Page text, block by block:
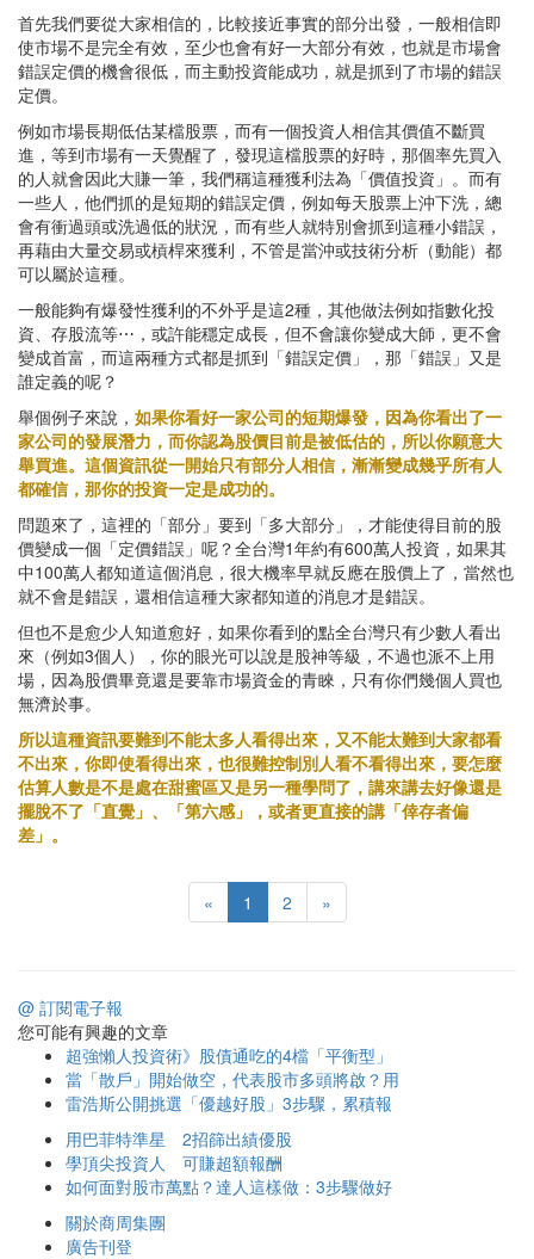
首先我們要從大家相信的，比較接近事實的部分出發，一般相信即
使市場不是完全有效，至少也會有好一大部分有效，也就是市場會
錯誤定價的機會很低，而主動投資能成功，就是抓到了市場的錯誤
定價。
例如市場長期低估某檔股票，而有一個投資人相信其價值不斷買
進，等到市場有一天覺醒了，發現這檔股票的好時，那個率先買入
的人就會因此大賺一筆，我們稱這種獲利法為「價值投資」。而有
一些人，他們抓的是短期的錯誤定價，例如每天股票上沖下洗，總
會有衝過頭或洗過低的狀況，而有些人就特別會抓到這種小錯誤，
再藉由大量交易或槓桿來獲利，不管是當沖或技術分析（動能）都
可以屬於這種。
一般能夠有爆發性獲利的不外乎是這2種，其他做法例如指數化投
資、存股流等⋯，或許能穩定成長，但不會讓你變成大師，更不會
變成首富，而這兩種方式都是抓到「錯誤定價」，那「錯誤」又是
誰定義的呢？
舉個例子來說， 如果你看好一家公司的短期爆發，因為你看出了一
家公司的發展潛力，而你認為股價目前是被低估的，所以你願意大
舉買進。這個資訊從一開始只有部分人相信，漸漸變成幾乎所有人
都確信，那你的投資一定是成功的。
問題來了，這裡的「部分」要到「多大部分」，才能使得目前的股
價變成一個「定價錯誤」呢？全台灣1年約有600萬人投資，如果其
中100萬人都知道這個消息，很大機率早就反應在股價上了，當然也
就不會是錯誤，還相信這種大家都知道的消息才是錯誤。
但也不是愈少人知道愈好，如果你看到的點全台灣只有少數人看出
來（例如3個人），你的眼光可以說是股神等級，不過也派不上用
場，因為股價畢竟還是要靠市場資金的青睞，只有你們幾個人買也
無濟於事。
所以這種資訊要難到不能太多人看得出來，又不能太難到大家都看
不出來，你即使看得出來，也很難控制別人看不看得出來，要怎麼
估算人數是不是處在甜蜜區又是另一種學問了，講來講去好像還是
擺脫不了「直覺」、「第六感」，或者更直接的講「倖存者偏
差」。
« 1 2 »
@ 訂閱電子報
您可能有興趣的文章
超強懶人投資術》股債通吃的4檔「平衡型」
當「散戶」開始做空，代表股市多頭將啟？用
雷浩斯公開挑選「優越好股」3步驟，累積報
用巴菲特準星 2招篩出績優股
學頂尖投資人 可賺超額報酬
如何面對股市萬點？達人這樣做：3步驟做好
關於商周集團
廣告刊登